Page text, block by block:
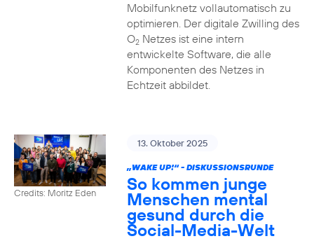
Mobilfunknetz vollautomatisch zu
optimieren. Der digitale Zwilling des
O2Netzes ist eine intern
entwickelte Software, die alle
Komponenten des Netzes in
Echtzeit abbildet.
Credits: Moritz Eden
13. Oktober 2025
„WAKE UP!“ - DISKUSSIONSRUNDE
So kommen junge
Menschen mental
gesund durch die
Social-Media-Welt